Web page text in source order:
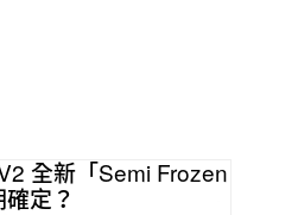
全新「Semi Frozen
定？